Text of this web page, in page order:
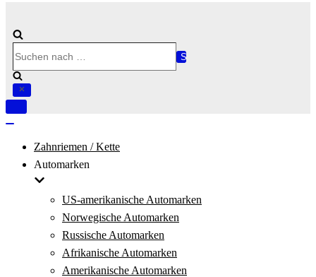
nach …
Navigation
Zahnriemen / Kette
Automarken
US-amerikanische Automarken
Norwegische Automarken
Russische Automarken
Afrikanische Automarken
Amerikanische Automarken